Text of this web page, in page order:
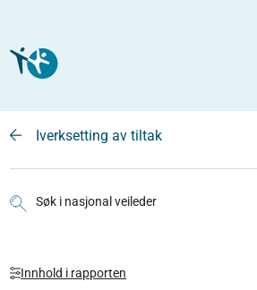
Iverksetting av tiltak
Søk i nasjonal veileder
Innhold i rapporten